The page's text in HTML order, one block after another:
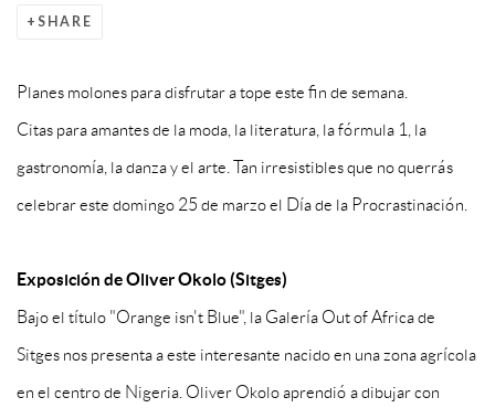
SHARE
Planes molones para disfrutar a tope este fin de semana.
Citas para amantes de la moda, la literatura, la fórmula 1, la
gastronomía, la danza y el arte. Tan irresistibles que no querrás
celebrar este domingo 25 de marzo el Día de la Procrastinación.
Exposición de Oliver Okolo (Sitges)
Bajo el título "Orange isn't Blue", la Galería Out of Africa de
Sitges nos presenta a este interesante nacido en una zona agrícola
en el centro de Nigeria. Oliver Okolo aprendió a dibujar con